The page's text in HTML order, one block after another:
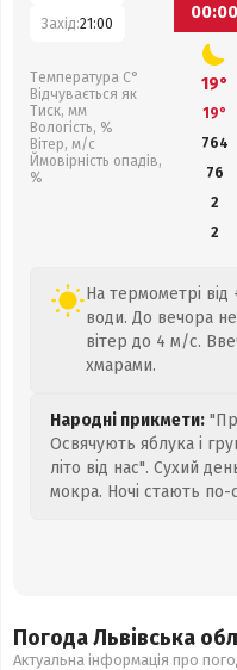
Захід:21:00
Температура С°
Відчувається як
Тиск, мм
Вологість, %
Вітер, м/с
Ймовірність опадів,
%
00:00
19°
19°
764
76
2
2
На термометрі від
води. До вечора
вітер до 4 м/с.
хмарами.
Народні прикмети:
Освячують яблука і
літо від нас". Сухий
мокра. Ночі стають
Погода Львівська
Актуальна інформація про